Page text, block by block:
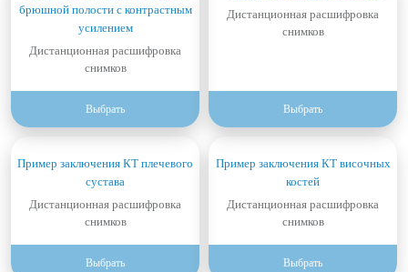
брюшной полости с контрастным
усилением
Дистанционная расшифровка
снимков
Выбрать
Дистанционная расшифровка
снимков
Выбрать
Пример заключения КТ плечевого
сустава
Дистанционная расшифровка
снимков
Выбрать
Пример заключения КТ височных
костей
Дистанционная расшифровка
снимков
Выбрать